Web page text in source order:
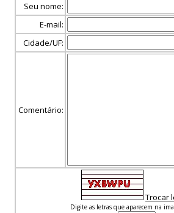
Seu nome:
E-mail:
Cidade/UF:
Comentário:
Trocar
Digite as letras que aparecem na